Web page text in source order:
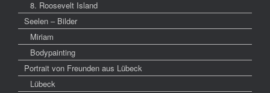
8. Roosevelt Island
Seelen – Bilder
Miriam
Bodypainting
Portrait von Freunden aus Lübeck
Lübeck